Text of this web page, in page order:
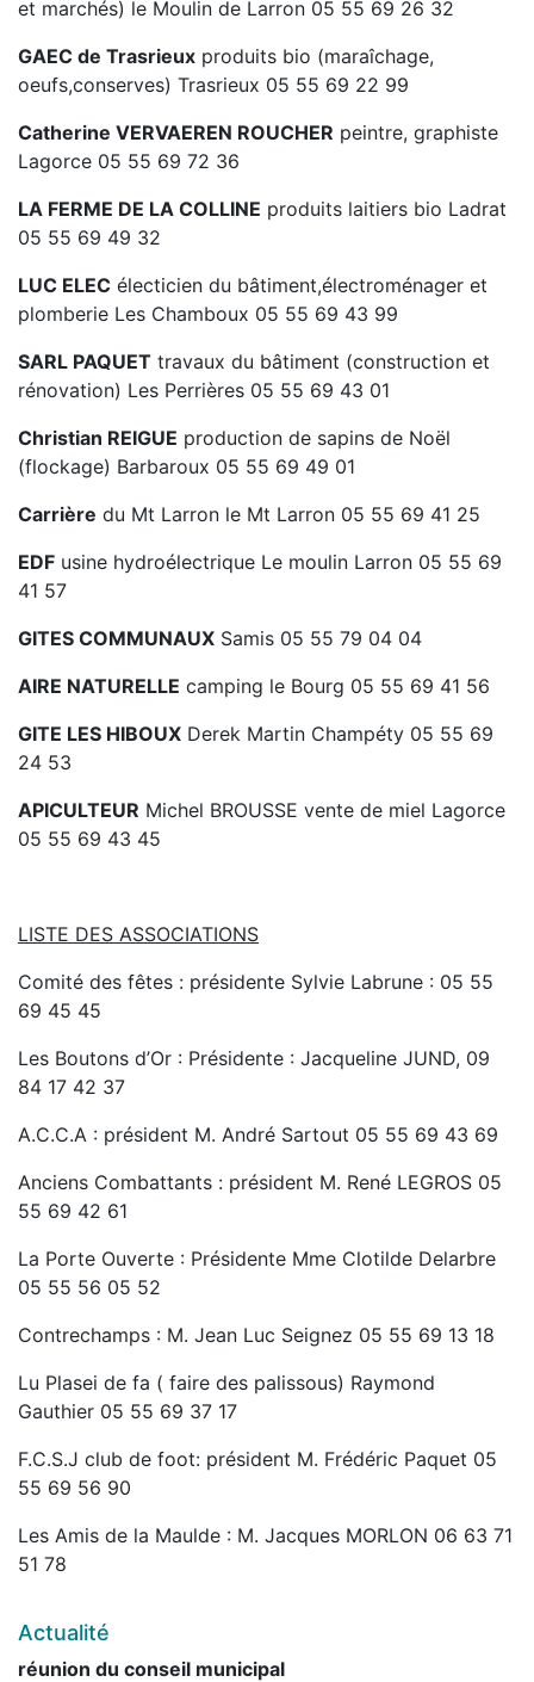
l'ARS) :Carte
Beaumont-du-Lac
Bujaleuf
Cheissoux
Domps
Nedde
Peyrat-le-Château
Saint-Amand-le-Petit
Saint-Julien-le-Petit
Sainte-Anne-Saint-Priest
Information Tiers Payant : Le règlement du ticket
modérateur (part mutuelle) pourra s’effectuer par
carte bancaire.Voir le document
Alerte restriction des usages de l’eausur le
les informations
efficace, la facturation électronique, c’est aussi
en Corrèze : Voir le document
Discours de candidature de M. Vincent
Démarche frauduleuse :
présentant au domicile des habitantspour
proposer la vente ou le remplacement de
Concertation du
Devenez Maître Nageur Sauveteurou surveillant
Centre de santé intercommunal
octobre :05 87 08 70 09.En savoir plus...
ramassage des ordures ménagères En savoir plus
Consultation publique SYDED 2035
DECHETTERIE :
leur site internetou auprès du gardien de la
déchetterie)
et marchés) le Moulin de Larron 05 55 69 26 32
GAEC de Trasrieux produits bio (maraîchage,
oeufs,conserves) Trasrieux 05 55 69 22 99
Catherine VERVAEREN ROUCHER peintre, graphiste
Lagorce 05 55 69 72 36
LA FERME DE LA COLLINE produits laitiers bio Ladrat
05 55 69 49 32
LUC ELEC électicien du bâtiment,électroménager et
plomberie Les Chamboux 05 55 69 43 99
SARL PAQUET travaux du bâtiment (construction et
rénovation) Les Perrières 05 55 69 43 01
Christian REIGUE production de sapins de Noël
(flockage) Barbaroux 05 55 69 49 01
Carrière du Mt Larron le Mt Larron 05 55 69 41 25
EDF usine hydroélectrique Le moulin Larron 05 55 69
41 57
GITES COMMUNAUX Samis 05 55 79 04 04
AIRE NATURELLE camping le Bourg 05 55 69 41 56
GITE LES HIBOUX Derek Martin Champéty 05 55 69
24 53
APICULTEUR Michel BROUSSE vente de miel Lagorce
05 55 69 43 45
LISTE DES ASSOCIATIONS
Comité des fêtes : présidente Sylvie Labrune : 05 55
69 45 45
Les Boutons d’Or : Présidente : Jacqueline JUND, 09
84 17 42 37
A.C.C.A : président M. André Sartout 05 55 69 43 69
Anciens Combattants : président M. René LEGROS 05
55 69 42 61
La Porte Ouverte : Présidente Mme Clotilde Delarbre
05 55 56 05 52
Contrechamps : M. Jean Luc Seignez 05 55 69 13 18
Lu Plasei de fa ( faire des palissous) Raymond
Gauthier 05 55 69 37 17
F.C.S.J club de foot: président M. Frédéric Paquet 05
55 69 56 90
Les Amis de la Maulde : M. Jacques MORLON 06 63 71
51 78
Actualité
réunion du conseil municipal